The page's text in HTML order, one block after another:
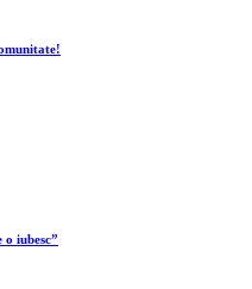
iubesc”